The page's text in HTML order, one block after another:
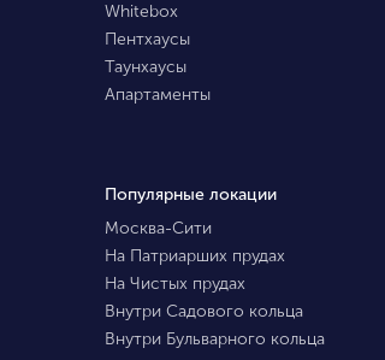
Whitebox
Пентхаусы
Таунхаусы
Апартаменты
Популярные локации
Москва-Сити
На Патриарших прудах
На Чистых прудах
Внутри Садового кольца
Внутри Бульварного кольца